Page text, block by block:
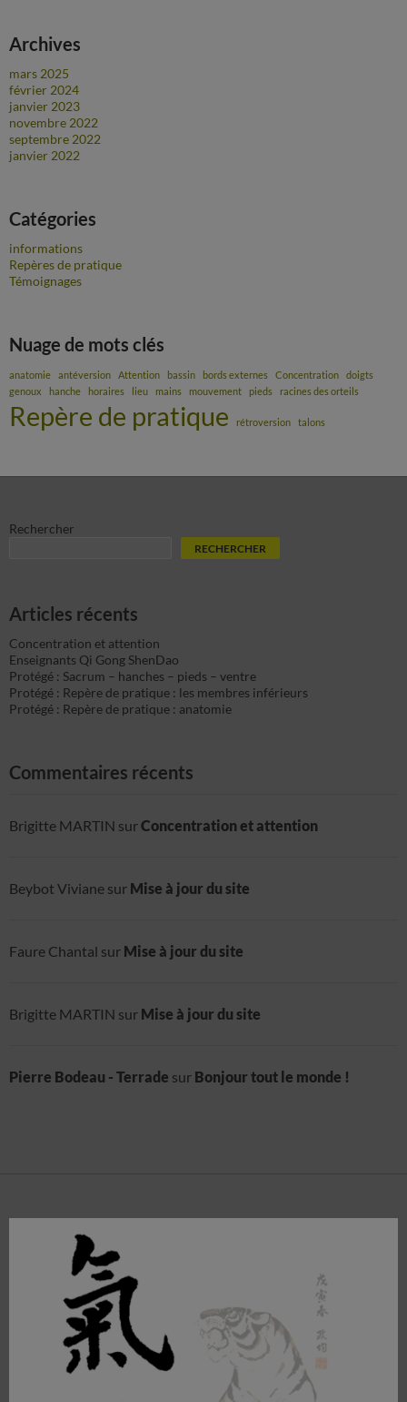
Archives
mars 2025
février 2024
janvier 2023
novembre 2022
septembre 2022
janvier 2022
Catégories
informations
Repères de pratique
Témoignages
Nuage de mots clés
anatomie antéversion Attention bassin bords externes Concentration
doigts
genoux
hanche horaires lieu mains mouvement pieds racines des orteils
Repère de pratique rétroversion talons
Rechercher
RECHERCHER
Articles récents
Concentration et attention
Enseignants Qi Gong ShenDao
Protégé : Sacrum – hanches – pieds – ventre
Protégé : Repère de pratique : les membres inférieurs
Protégé : Repère de pratique : anatomie
Commentaires récents
Brigitte MARTIN surConcentration et attention
Beybot Viviane sur Mise à jour du site
Faure Chantal sur Mise à jour du site
Brigitte MARTIN sur Mise à jour du site
Pierre Bodeau - Terrade sur Bonjour tout le monde !